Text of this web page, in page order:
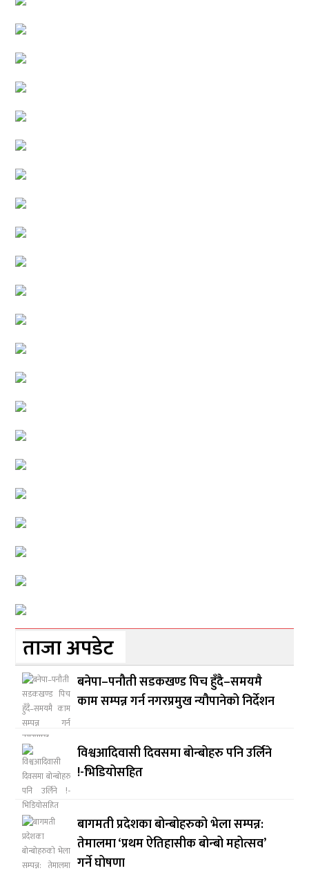
ताजा अपडेट
बनेपा–पनौती सडकखण्ड पिच हुँदै–समयमै
काम सम्पन्न गर्न नगरप्रमुख न्यौपानेको निर्देशन
विश्वआदिवासी दिवसमा बोन्बोहरु पनि उर्लिने
!-भिडियोसहित
बागमती प्रदेशका बोन्बोहरुको भेला सम्पन्न:
तेमालमा ‘प्रथम ऐतिहासीक बोन्बो महोत्सव’
गर्ने घोषणा